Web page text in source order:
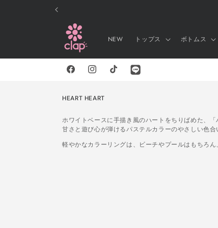
NEW トップス ボトムス
FacebookInstagramTikTok Line
コ
ク
シ
ョ
ン
HEART HEART
ホワイトベースに手描き風のハートをちりばめた、「
甘さと遊び心が弾けるパステルカラーのやさしい色
軽やかなカラーリングは、ビーチやプールはもちろ